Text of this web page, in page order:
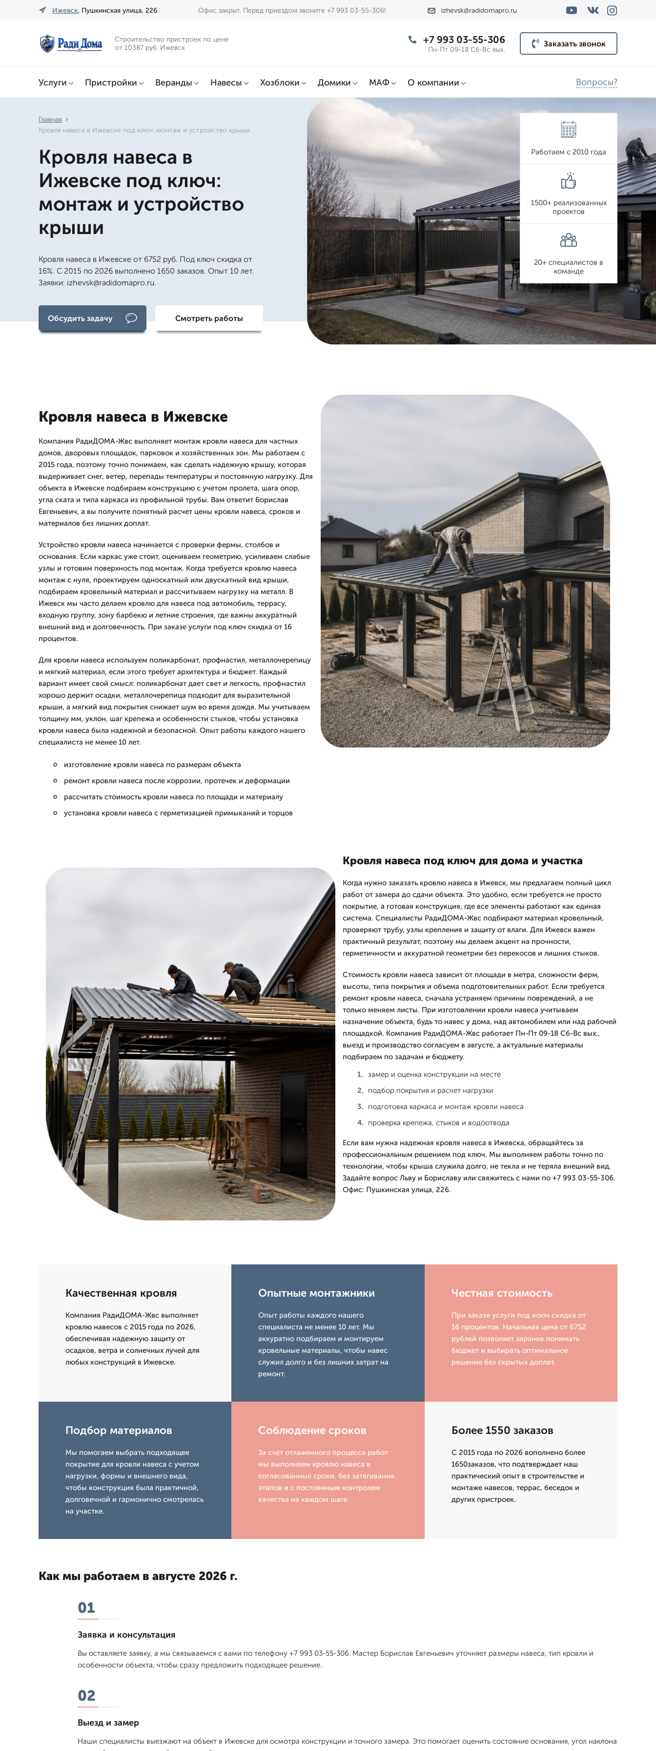
Ижевск, Пушкинская улица, 226 Офис закрыт. Перед приездом звоните +7 993 03-55-306! izhevsk@radidomapro.ru
Строительство пристроек по цене
от 10387 руб. Ижевск
+7 993 03-55-306
Пн-Пт 09-18 Сб-Вс вых.
Заказать звонок
Услуги Пристройки Веранды Навесы Хозблоки Домики МАФ О компании Вопросы?
Главная
Кровля навеса в Ижевске под ключ: монтаж и устройство крыши
Кровля навеса в
Ижевске под ключ:
монтаж и устройство
крыши
Кровля навеса в Ижевске от 6752 руб. Под ключ скидка от
16%. С 2015 по 2026 выполнено 1650 заказов. Опыт 10 лет.
Заявки: izhevsk@radidomapro.ru.
Обсудить задачу Смотреть работы
Работаем с 2010 года
1500+ реализованных
проектов
20+ специалистов в
команде
Кровля навеса в Ижевске
Компания РадиДОМА-Жвс выполняет монтаж кровли навеса для частных
домов, дворовых площадок, парковок и хозяйственных зон. Мы работаем с
2015 года, поэтому точно понимаем, как сделать надежную крышу, которая
выдерживает снег, ветер, перепады температуры и постоянную нагрузку. Для
объекта в Ижевске подбираем конструкцию с учетом пролета, шага опор,
угла ската и типа каркаса из профильной трубы. Вам ответит Борислав
Евгеньевич, а вы получите понятный расчет цены кровли навеса, сроков и
материалов без лишних доплат.
Устройство кровли навеса начинается с проверки фермы, столбов и
основания. Если каркас уже стоит, оцениваем геометрию, усиливаем слабые
узлы и готовим поверхность под монтаж. Когда требуется кровлю навеса
монтаж с нуля, проектируем односкатный или двускатный вид крыши,
подбираем кровельный материал и рассчитываем нагрузку на металл. В
Ижевск мы часто делаем кровлю для навеса под автомобиль, террасу,
входную группу, зону барбекю и летние строения, где важны аккуратный
внешний вид и долговечность. При заказе услуги под ключ скидка от 16
процентов.
Для кровли навеса используем поликарбонат, профнастил, металлочерепицу
и мягкий материал, если этого требует архитектура и бюджет. Каждый
вариант имеет свой смысл: поликарбонат дает свет и легкость, профнастил
хорошо держит осадки, металлочерепица подходит для выразительной
крыши, а мягкий вид покрытия снижает шум во время дождя. Мы учитываем
толщину мм, уклон, шаг крепежа и особенности стыков, чтобы установка
кровли навеса была надежной и безопасной. Опыт работы каждого нашего
специалиста не менее 10 лет.
изготовление кровли навеса по размерам объекта
ремонт кровли навеса после коррозии, протечек и деформации
рассчитать стоимость кровли навеса по площади и материалу
установка кровли навеса с герметизацией примыканий и торцов
Кровля навеса под ключ для дома и участка
Когда нужно заказать кровлю навеса в Ижевск, мы предлагаем полный цикл
работ от замера до сдачи объекта. Это удобно, если требуется не просто
покрытие, а готовая конструкция, где все элементы работают как единая
система. Специалисты РадиДОМА-Жвс подбирают материал кровельный,
проверяют трубу, узлы крепления и защиту от влаги. Для Ижевск важен
практичный результат, поэтому мы делаем акцент на прочности,
герметичности и аккуратной геометрии без перекосов и лишних стыков.
Стоимость кровли навеса зависит от площади в метра, сложности ферм,
высоты, типа покрытия и объема подготовительных работ. Если требуется
ремонт кровли навеса, сначала устраняем причины повреждений, а не
только меняем листы. При изготовлении кровли навеса учитываем
назначение объекта, будь то навес у дома, над автомобилем или над рабочей
площадкой. Компания РадиДОМА-Жвс работает Пн-Пт 09-18 Сб-Вс вых.,
выезд и производство согласуем в августе, а актуальные материалы
подбираем по задачам и бюджету.
замер и оценка конструкции на месте
подбор покрытия и расчет нагрузки
подготовка каркаса и монтаж кровли навеса
проверка крепежа, стыков и водоотвода
Если вам нужна надежная кровля навеса в Ижевска, обращайтесь за
профессиональным решением под ключ. Мы выполняем работы точно по
технологии, чтобы крыша служила долго, не текла и не теряла внешний вид.
Задайте вопрос Льву и Бориславу или свяжитесь с нами по +7 993 03-55-306.
Офис: Пушкинская улица, 226.
Качественная кровля
Компания РадиДОМА-Жвс выполняет
кровлю навесов с 2015 года по 2026,
обеспечивая надежную защиту от
осадков, ветра и солнечных лучей для
любых конструкций в Ижевске.
Опытные монтажники
Опыт работы каждого нашего
специалиста не менее 10 лет. Мы
аккуратно подбираем и монтируем
кровельные материалы, чтобы навес
служил долго и без лишних затрат на
ремонт.
Честная стоимость
При заказе услуги под ключ скидка от
16 процентов. Начальная цена от 6752
рублей позволяет заранее понимать
бюджет и выбирать оптимальное
решение без скрытых доплат.
Подбор материалов
Мы помогаем выбрать подходящее
покрытие для кровли навеса с учетом
нагрузки, формы и внешнего вида,
чтобы конструкция была практичной,
долговечной и гармонично смотрелась
на участке.
Соблюдение сроков
За счет отлаженного процесса работ
мы выполняем кровлю навеса в
согласованные сроки, без затягивания
этапов и с постоянным контролем
качества на каждом шаге.
Более 1550 заказов
С 2015 года по 2026 вополнено более
1650заказов, что подтверждает наш
практический опыт в строительстве и
монтаже навесов, террас, беседок и
других пристроек.
Как мы работаем в августе 2026 г.
01
Заявка и консультация
Вы оставляете заявку, а мы связываемся с вами по телефону +7 993 03-55-306. Мастер Борислав Евгеньевич уточняет размеры навеса, тип кровли и
особенности объекта, чтобы сразу предложить подходящее решение.
02
Выезд и замер
Наши специалисты выезжают на объект в Ижевске для осмотра конструкции и точного замера. Это помогает оценить состояние основания, угол наклона